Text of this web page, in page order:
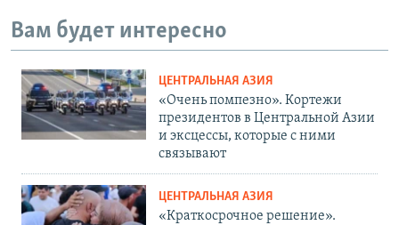
Вам будет интересно
ЦЕНТРАЛЬНАЯ АЗИЯ
«Очень помпезно». Кортежи
президентов в Центральной Азии
и эксцессы, которые с ними
связывают
ЦЕНТРАЛЬНАЯ АЗИЯ
«Краткосрочное решение».